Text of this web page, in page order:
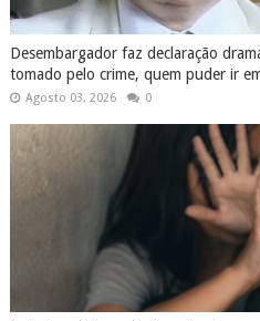
Desembargador faz declaração
tomado pelo crime, quem puder ir
Agosto 03, 2026 0